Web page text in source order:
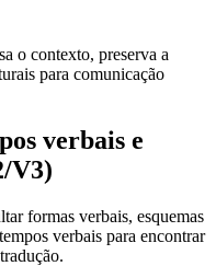
o contexto, preserva a
para comunicação
verbais e
V3)
formas verbais, esquemas
verbais para encontrar